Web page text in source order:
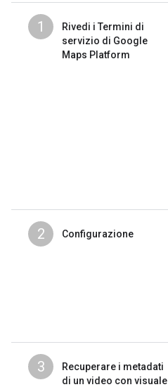
1
Rivedi i Termini di
servizio di Google
Maps Platform
2 Configurazione
3
Recuperare i metadati
di un video con visuale